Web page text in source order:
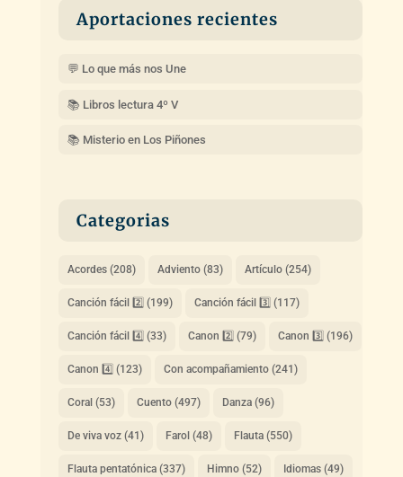
Aportaciones recientes
💬 Lo que más nos Une
📚 Libros lectura 4º V
📚 Misterio en Los Piñones
Categorias
Acordes(208) Adviento(83) Artículo(254)
Canción fácil 2️⃣ (199) Canción fácil 3️⃣ (117)
Canción fácil 4️⃣ (33) Canon 2️⃣ (79) Canon 3️⃣ (196)
Canon 4️⃣ (123) Con acompañamiento(241)
Coral (53) Cuento(497) Danza(96)
De viva voz(41) Farol (48) Flauta(550)
Flauta pentatónica(337) Himno(52) Idiomas(49)